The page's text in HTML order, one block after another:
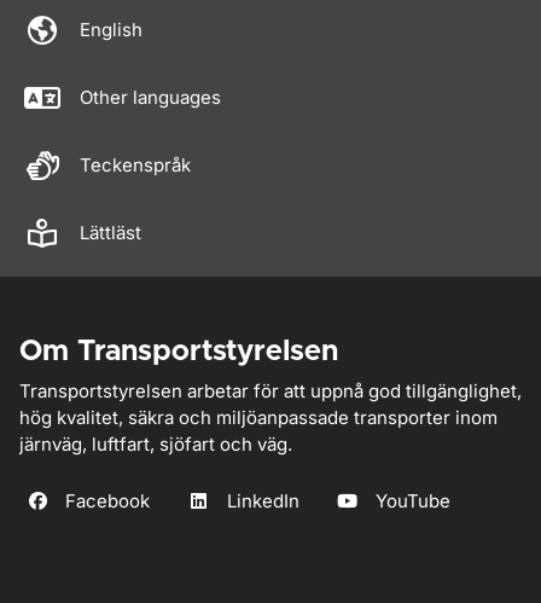
English
Other languages
Teckenspråk
Lättläst
Om Transportstyrelsen
Transportstyrelsen arbetar för att uppnå god tillgänglighet,
hög kvalitet, säkra och miljöanpassade transporter inom
järnväg, luftfart, sjöfart och väg.
Facebook LinkedIn YouTube